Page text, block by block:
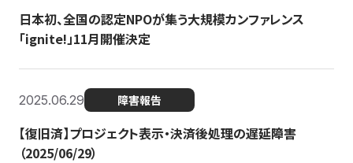
日本初、全国の認定NPOが集う大規模カンファレンス
「ignite!」11月開催決定
2025.06.29 障害報告
【復旧済】プロジェクト表示・決済後処理の遅延障害
（2025/06/29）